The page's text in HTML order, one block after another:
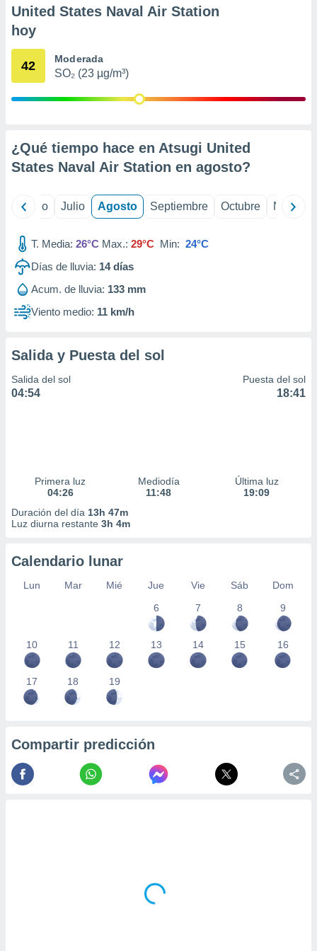
e
mediante
de
1199
United States Naval Air Station
hoy
42 Moderada
SO₂ (23 µg/m³)
¿Qué tiempo hace en Atsugi United
States Naval Air Station en agosto?
Junio Julio Agosto Septiembre Octubre
T. Media: 26°C Max.: 29°C Min: 24°C
Días de lluvia: 14días
Acum. de lluvia: 133 mm
Viento medio: 11 km/h
Salida y Puesta del sol
Salida del sol
04:54
Puesta del sol
18:41
Primera luz
04:26
Mediodía
11:48
Última luz
19:09
Duración del día 13h 47m
Luz diurna restante 3h 4m
Calendario lunar
Lun Mar Mié Jue Vie Sáb
Dom
6
7 8 9
10 11 12 13 14 15 16
17 18 19
Compartir predicción